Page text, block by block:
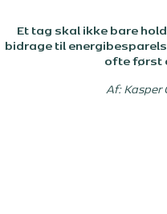
Et tag skal ikke bare
bidrage til
ofte først
Af: Kasper